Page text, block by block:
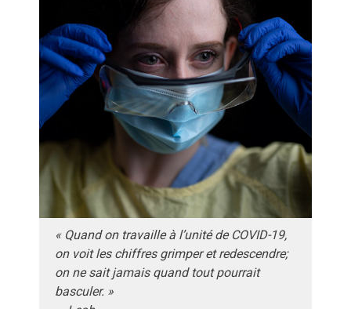
« Quand on travaille à l’unité de COVID-19,
on voit les chiffres grimper et redescendre;
on ne sait jamais quand tout pourrait
basculer. »